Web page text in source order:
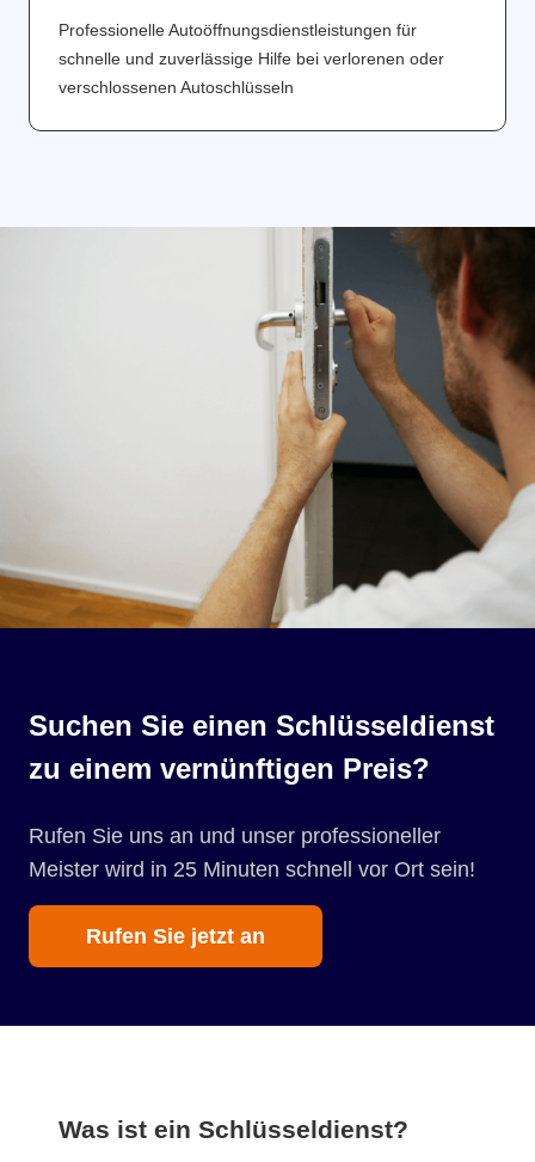
Professionelle Autoöffnungsdienstleistungen für
schnelle und zuverlässige Hilfe bei verlorenen oder
verschlossenen Autoschlüsseln
Suchen Sie einen Schlüsseldienst
zu einem vernünftigen Preis?
Rufen Sie uns an und unser professioneller
Meister wird in 25 Minuten schnell vor Ort sein!
Rufen Sie jetzt an
Was ist ein Schlüsseldienst?